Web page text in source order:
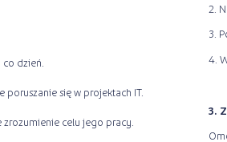
dzień.
poruszanie się w projektach IT.
zrozumienie celu jego pracy.
2.
3.
4.
3.